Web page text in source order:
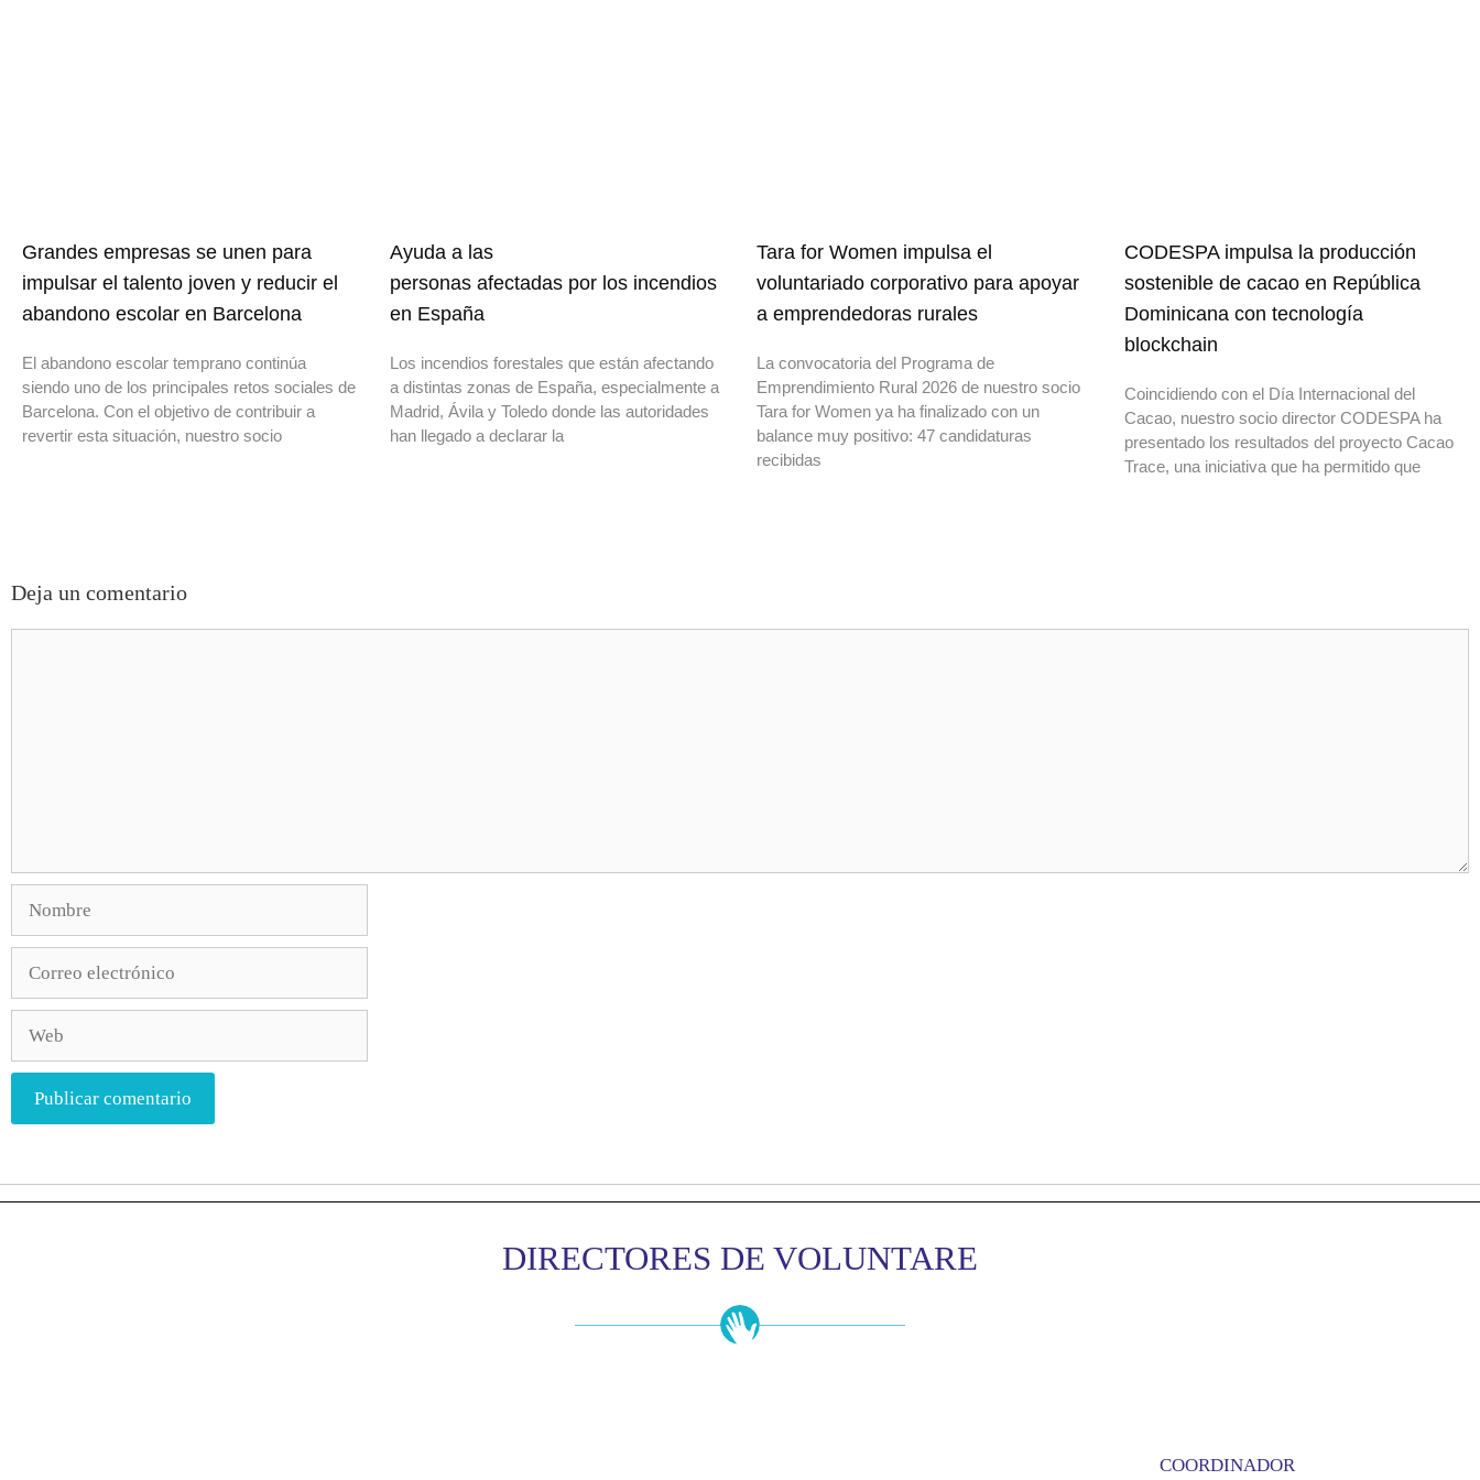
Grandes empresas se unen para
impulsar el talento joven y reducir el
abandono escolar en Barcelona
El abandono escolar temprano continúa
siendo uno de los principales retos sociales de
Barcelona. Con el objetivo de contribuir a
revertir esta situación, nuestro socio
Ayuda a las
personas afectadas por los incendios
en España
Los incendios forestales que están afectando
a distintas zonas de España, especialmente a
Madrid, Ávila y Toledo donde las autoridades
han llegado a declarar la
Tara for Women impulsa el
voluntariado corporativo para apoyar
a emprendedoras rurales
La convocatoria del Programa de
Emprendimiento Rural 2026 de nuestro socio
Tara for Women ya ha finalizado con un
balance muy positivo: 47 candidaturas
recibidas
CODESPA impulsa la producción
sostenible de cacao en República
Dominicana con tecnología
blockchain
Coincidiendo con el Día Internacional del
Cacao, nuestro socio director CODESPA ha
presentado los resultados del proyecto Cacao
Trace, una iniciativa que ha permitido que
Deja un comentario
DIRECTORES DE VOLUNTARE
COORDINADOR